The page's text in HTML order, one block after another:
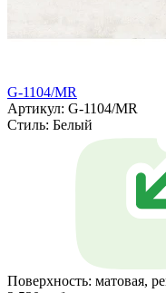
G-1104/MR
Артикул: G-1104/MR
Стиль: Белый
Поверхность: матовая,